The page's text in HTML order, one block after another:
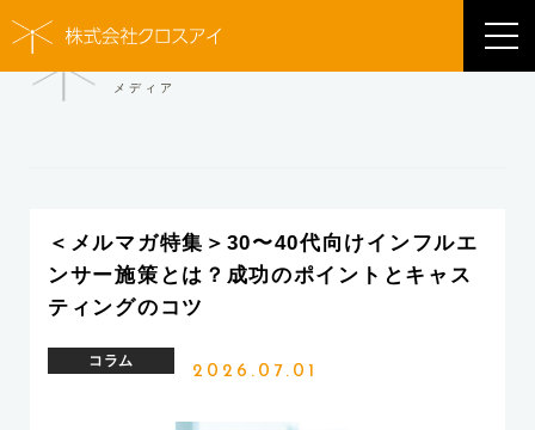
MEDIA
メディア
＜メルマガ特集＞30〜40代向けインフルエ
ンサー施策とは？成功のポイントとキャス
ティングのコツ
コラム
2026.07.01